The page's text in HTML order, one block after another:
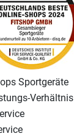
Sportgeräte
Verhältnis